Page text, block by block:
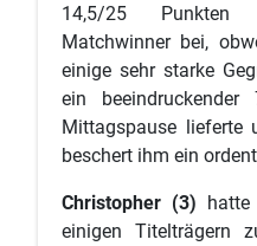
14,5/25 Punkten
Matchwinner bei,
einige sehr starke
ein beeindruckender
Mittagspause lieferte
beschert ihm ein
Christopher (3)
einigen Titelträgern